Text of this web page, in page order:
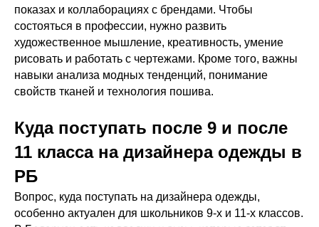
показах и коллаборациях с брендами. Чтобы
состояться в профессии, нужно развить
художественное мышление, креативность, умение
рисовать и работать с чертежами. Кроме того, важны
навыки анализа модных тенденций, понимание
свойств тканей и технология пошива.
Куда поступать после 9 и после
11 класса на дизайнера одежды в
РБ
Вопрос, куда поступать на дизайнера одежды,
особенно актуален для школьников 9-х и 11-х классов.